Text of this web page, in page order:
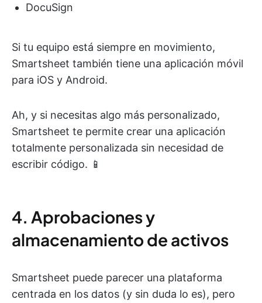
DocuSign
Si tu equipo está siempre en movimiento,
Smartsheet también tiene una aplicación móvil
para iOS y Android.
Ah, y si necesitas algo más personalizado,
Smartsheet te permite crear una aplicación
totalmente personalizada sin necesidad de
escribir código. 📱
4. Aprobaciones y
almacenamiento de activos
Smartsheet puede parecer una plataforma
centrada en los datos (y sin duda lo es), pero